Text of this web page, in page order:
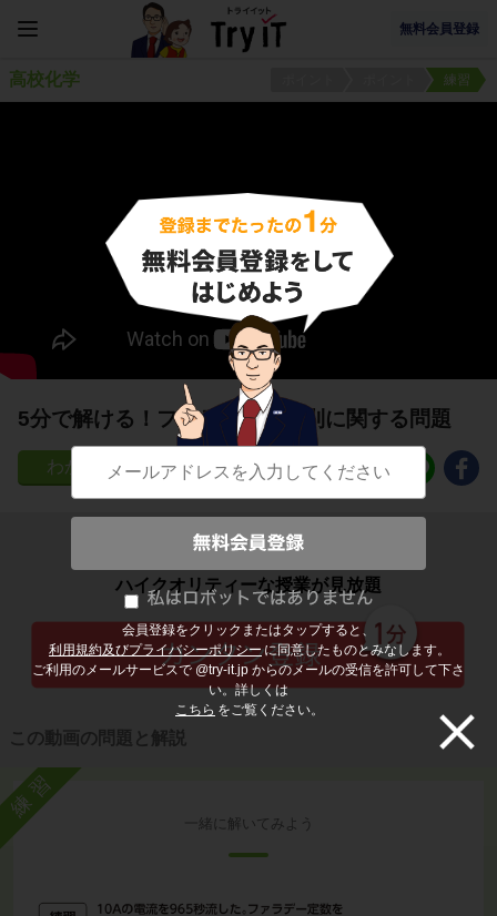
無料会員登録
会員登録をクリックまたはタップすると、
利用規約及びプライバシーポリシー に同意したものとみなします。
ご利用のメールサービスで @try-it.jp からのメールの受信を許可して下さ
い。詳しくは
こちら をご覧ください。
高校化学 練習
5分で解ける！ファラデーの法則に関する問題
37
子どもの勉強から大人の学び直しまで
ハイクオリティーな授業が見放題
この動画の問題と解説
練習
一緒に解いてみよう